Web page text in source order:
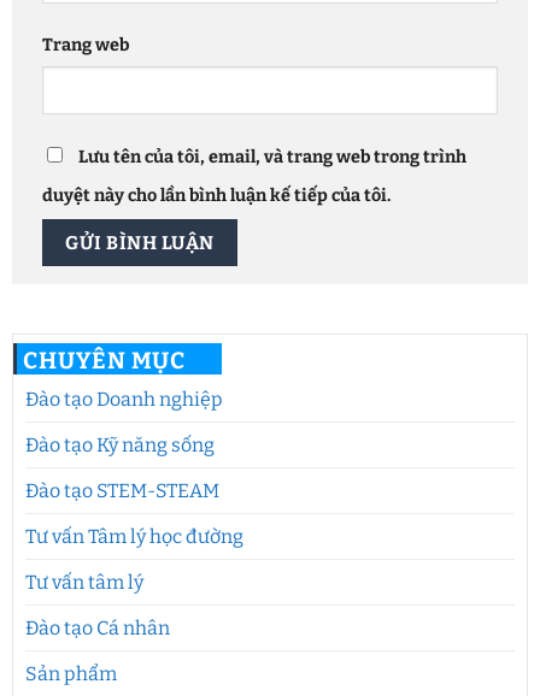
CHUYÊN MỤC
Đào tạo Doanh nghiệp
Đào tạo Kỹ năng sống
Đào tạo STEM-STEAM
Tư vấn Tâm lý học đường
Tư vấn tâm lý
Đào tạo Cá nhân
Sản phẩm
Trang web
Lưu tên của tôi, email, và trang web trong trình
duyệt này cho lần bình luận kế tiếp của tôi.